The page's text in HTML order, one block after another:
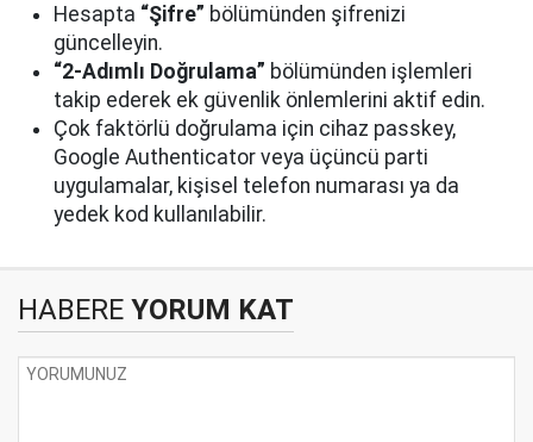
Hesapta “Şifre” bölümünden şifrenizi
güncelleyin.
“2-Adımlı Doğrulama” bölümünden işlemleri
takip ederek ek güvenlik önlemlerini aktif edin.
Çok faktörlü doğrulama için cihaz passkey,
Google Authenticator veya üçüncü parti
uygulamalar, kişisel telefon numarası ya da
yedek kod kullanılabilir.
HABERE YORUM KAT